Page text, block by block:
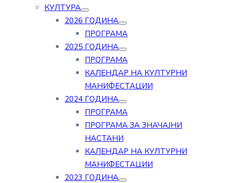
КУЛТУРА
2026 ГОДИНА
ПРОГРАМА
2025 ГОДИНА
ПРОГРАМА
КАЛЕНДАР НА КУЛТУРНИ
МАНИФЕСТАЦИИ
2024 ГОДИНА
ПРОГРАМА
ПРОГРАМА ЗА ЗНАЧАЈНИ
НАСТАНИ
КАЛЕНДАР НА КУЛТУРНИ
МАНИФЕСТАЦИИ
2023 ГОДИНА